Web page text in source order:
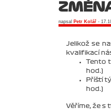
napsal Petr Kolář -
Jelikož se
kvalifikací
Tento
hod.)
Příští
hod.)
Věříme, že s